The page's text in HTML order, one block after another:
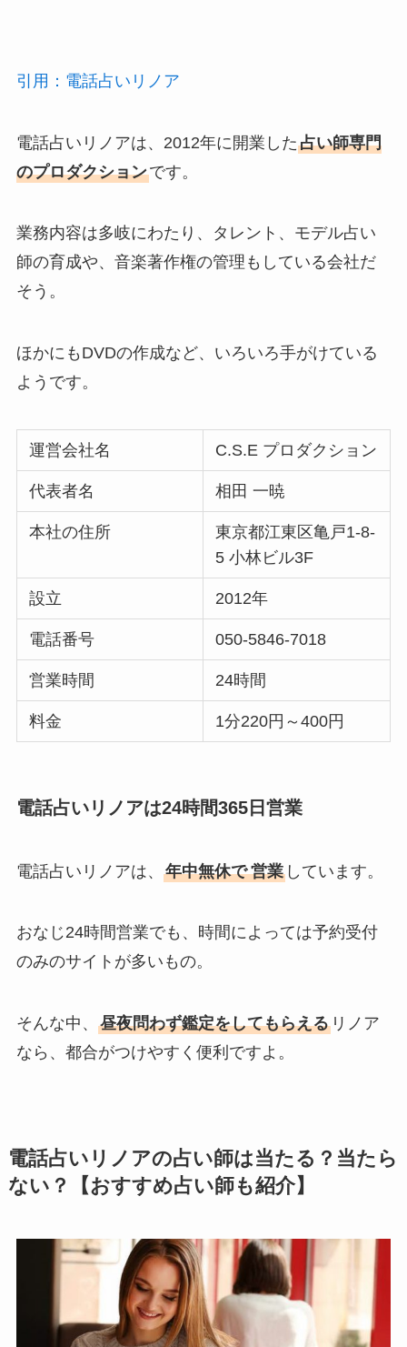
引用：電話占いリノア
電話占いリノアは、2012年に開業した占い師専門
のプロダクションです。
業務内容は多岐にわたり、タレント、モデル占い
師の育成や、音楽著作権の管理もしている会社だ
そう。
ほかにもDVDの作成など、いろいろ手がけている
ようです。
運営会社名 C.S.E プロダクション
代表者名 相田 一暁
本社の住所
東京都江東区亀戸1-8-
5 小林ビル3F
設立 2012年
電話番号 050-5846-7018
営業時間 24時間
料金 1分220円～400円
電話占いリノアは24時間365日営業
電話占いリノアは、 年中無休で 営業しています。
おなじ24時間営業でも、時間によっては予約受付
のみのサイトが多いもの。
そんな中、 昼夜問わず鑑定をしてもらえるリノア
なら、都合がつけやすく便利ですよ。
電話占いリノアの占い師は当たる？当たら
ない？【おすすめ占い師も紹介】